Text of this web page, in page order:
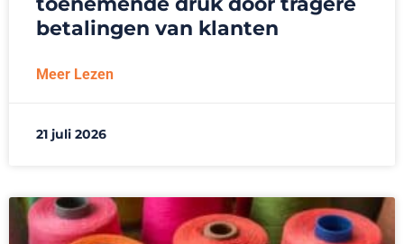
betalingen van klanten
Meer Lezen
21 juli 2026